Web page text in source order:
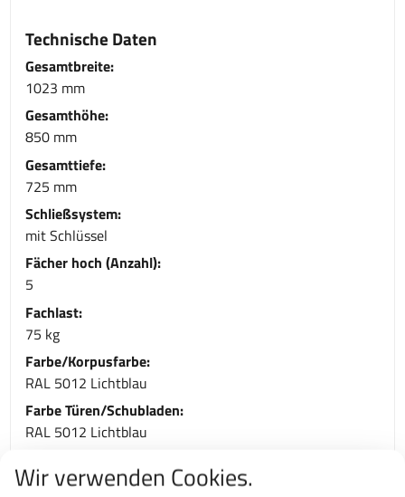
Technische Daten
Gesamtbreite:
1023 mm
Gesamthöhe:
850 mm
Gesamttiefe:
725 mm
Schließsystem:
mit Schlüssel
Fächer hoch (Anzahl):
5
Fachlast:
75 kg
Farbe/Korpusfarbe:
RAL 5012 Lichtblau
Farbe Türen/Schubladen:
RAL 5012 Lichtblau
54 x 36E
Wir verwenden Cookies.